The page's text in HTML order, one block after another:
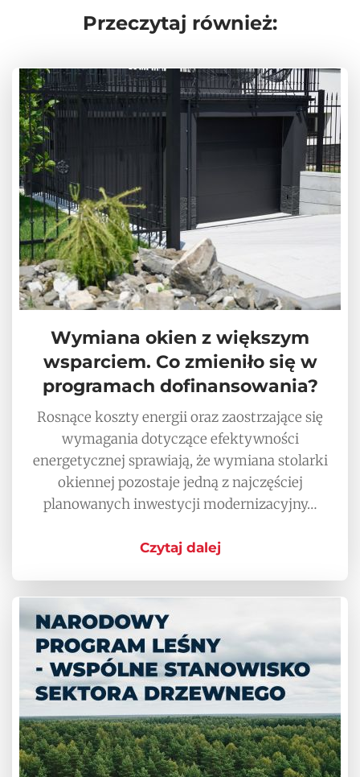
Przeczytaj również:
Wymiana okien z większym
wsparciem. Co zmieniło się w
programach dofinansowania?
Rosnące koszty energii oraz zaostrzające się
wymagania dotyczące efektywności
energetycznej sprawiają, że wymiana stolarki
okiennej pozostaje jedną z najczęściej
planowanych inwestycji modernizacyjny…
Czytaj dalej